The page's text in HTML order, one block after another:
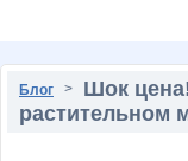
Блог > Шок
растительном